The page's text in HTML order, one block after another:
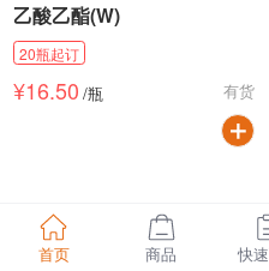
乙酸乙酯(W)
20瓶起订
¥16.50 /瓶 有货
首页 商品 快